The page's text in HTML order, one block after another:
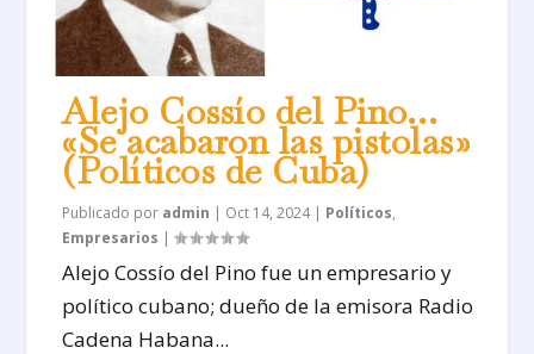
Alejo Cossío del Pino…
«Se acabaron las pistolas»
(Políticos de Cuba)
Publicado por admin | Oct 14, 2024| Políticos,
Empresarios |
Alejo Cossío del Pino fue un empresario y
político cubano; dueño de la emisora Radio
Cadena Habana...